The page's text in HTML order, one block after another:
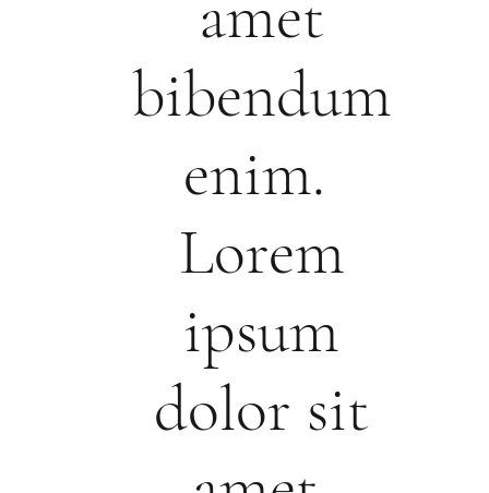
amet
bibendum
enim.
Lorem
ipsum
dolor sit